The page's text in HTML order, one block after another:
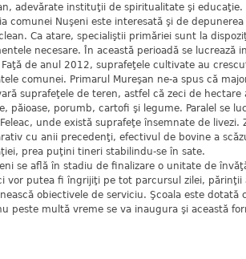
adevărate instituţii de spiritualitate şi educaţie.
comunei Nuşeni este interesată şi de
Ca atare, specialiştii primăriei sunt la
necesare. În această perioadă se lucrează
Faţă de anul 2012, suprafeţele cultivate au
comunei. Primarul Mureşan ne-a spus că
suprafeţele de teren, astfel că zeci de
păioase, porumb, cartofi şi legume. Paralel se
unde există suprafeţe însemnate de
cu anii precedenţi, efectivul de bovine a
prea puţini tineri stabilindu-se în sate.
se află în stadiu de finalizare o unitate de
vor putea fi îngrijiţi pe tot parcursul zilei, părinţii
obiectivele de serviciu. Şcoala este
peste multă vreme se va inaugura şi această